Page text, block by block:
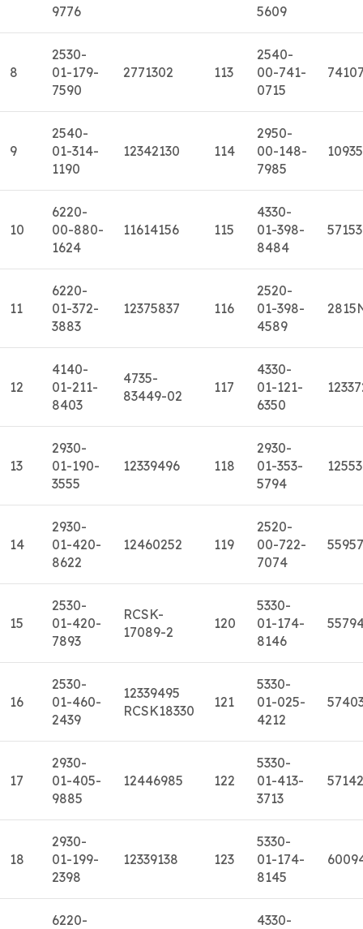
9776
5609
8
2530-
01-179-
7590
2771302 113
2540-
00-741-
0715
9
2540-
01-314-
1190
12342130 114
2950-
00-148-
7985
10
6220-
00-880-
1624
11614156 115
4330-
01-398-
8484
11
6220-
01-372-
3883
12375837 116
2520-
01-398-
4589
12
4140-
01-211-
8403
4735-
83449-02
117
4330-
01-121-
6350
13
2930-
01-190-
3555
12339496 118
2930-
01-353-
5794
14
2930-
01-420-
8622
12460252 119
2520-
00-722-
7074
15
2530-
01-420-
7893
RCSK-
17089-2
120
5330-
01-174-
8146
16
2530-
01-460-
2439
12339495
RCSK18330
121
5330-
01-025-
4212
17
2930-
01-405-
9885
12446985 122
5330-
01-413-
3713
18
2930-
01-199-
2398
12339138 123
5330-
01-174-
8145
6220-
4330-